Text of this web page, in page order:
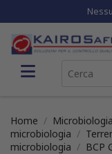
Home Microbiologia
microbiologia
microbiologia
BCP